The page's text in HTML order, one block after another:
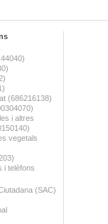
(686216138)
i altres
vegetals
i telèfons
(SAC)